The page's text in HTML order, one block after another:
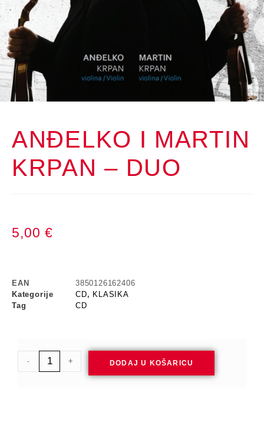
ANĐELKO I MARTIN
KRPAN – DUO
5,00 €
EAN
3850126162406
Kategorije
CD, KLASIKA
Tag
CD
- + DODAJ U KOŠARICU